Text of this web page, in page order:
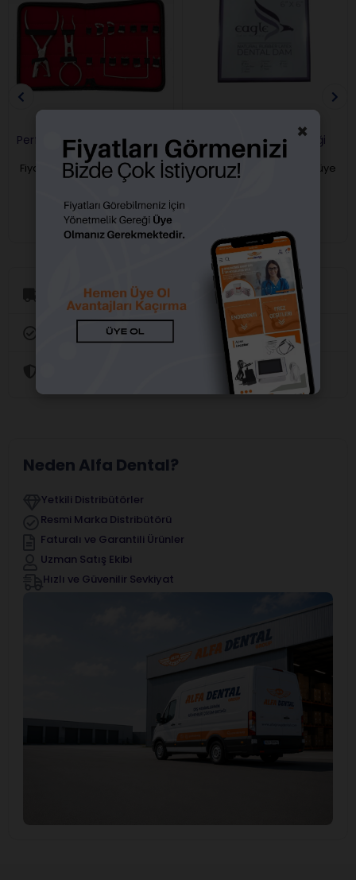
Perfect Rubberdam Seti
Fiyatları görebilmek için üye
girişi yapmalısınız.
Eagle Rubberdam Lastiği
36 Lı
Fiyatları görebilmek için üye
girişi yapmalısınız.
Aynı Gün Kargo
Orijinal Ürün Garantisi
Neden Alfa Dental?
Yetkili Distribütörler
Resmi Marka Distribütörü
Faturalı ve Garantili Ürünler
Uzman Satış Ekibi
Hızlı ve Güvenilir Sevkiyat
×